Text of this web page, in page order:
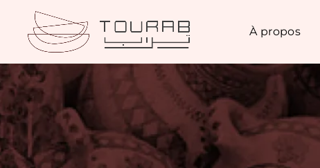
À propos